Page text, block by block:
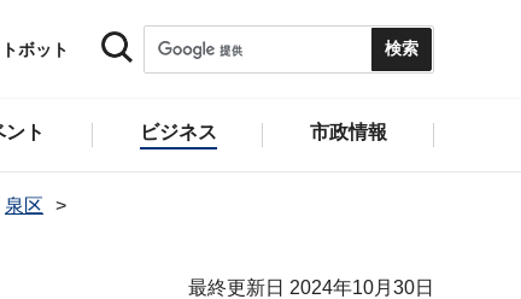
ボット
ト ビジネス 市政情報
泉区
最終更新日 2024年10月30日